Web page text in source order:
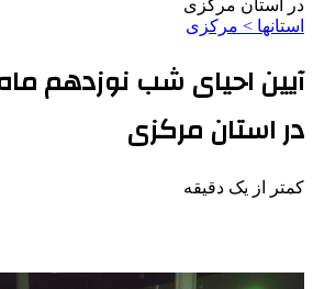
در استان مرکزی
استانها > مرکزی
آیین احیای شب نوزدهم
در استان مرکزی
کمتر از یک دقیقه